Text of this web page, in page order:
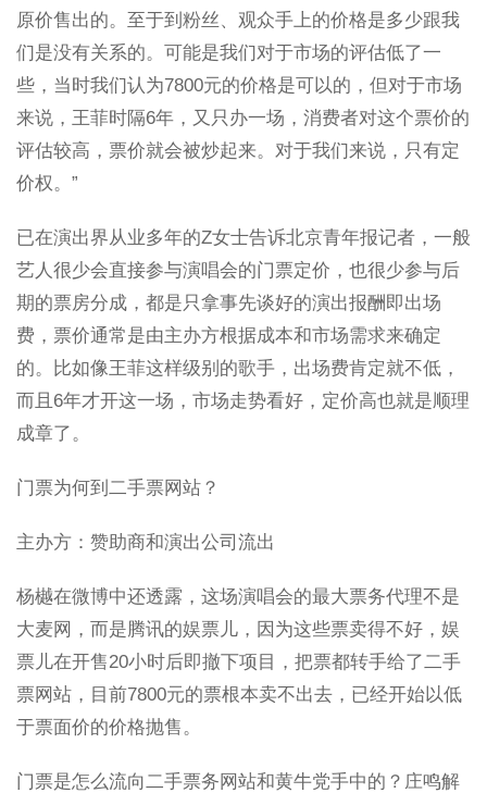
原价售出的。至于到粉丝、观众手上的价格是多少跟我
们是没有关系的。可能是我们对于市场的评估低了一
些，当时我们认为7800元的价格是可以的，但对于市场
来说，王菲时隔6年，又只办一场，消费者对这个票价的
评估较高，票价就会被炒起来。对于我们来说，只有定
价权。”
已在演出界从业多年的Z女士告诉北京青年报记者，一般
艺人很少会直接参与演唱会的门票定价，也很少参与后
期的票房分成，都是只拿事先谈好的演出报酬即出场
费，票价通常是由主办方根据成本和市场需求来确定
的。比如像王菲这样级别的歌手，出场费肯定就不低，
而且6年才开这一场，市场走势看好，定价高也就是顺理
成章了。
门票为何到二手票网站？
主办方：赞助商和演出公司流出
杨樾在微博中还透露，这场演唱会的最大票务代理不是
大麦网，而是腾讯的娱票儿，因为这些票卖得不好，娱
票儿在开售20小时后即撤下项目，把票都转手给了二手
票网站，目前7800元的票根本卖不出去，已经开始以低
于票面价的价格抛售。
门票是怎么流向二手票务网站和黄牛党手中的？庄鸣解